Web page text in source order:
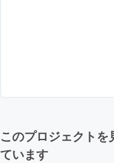
このプロジェクト
ています